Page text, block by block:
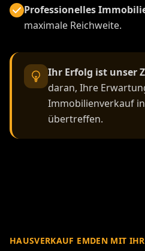
Professionelles
maximale Reichweite.
Ihr Erfolg ist unser
daran, Ihre
Immobilienverkauf
übertreffen.
HAUSVERKAUF EMDEN MIT